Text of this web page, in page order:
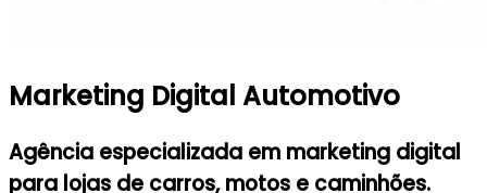
Marketing Digital Automotivo
Agência especializada em marketing digital
para lojas de carros, motos e caminhões.